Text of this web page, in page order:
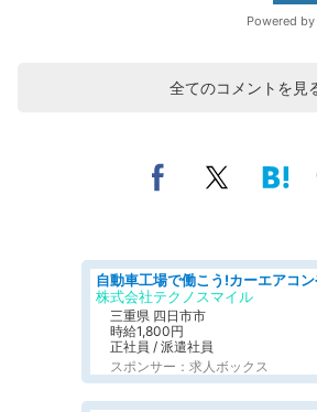
全てのコメントを見
株式会社テクノスマイル
三重県 四日市市
時給1,800円
正社員 / 派遣社員
スポンサー：求人ボックス